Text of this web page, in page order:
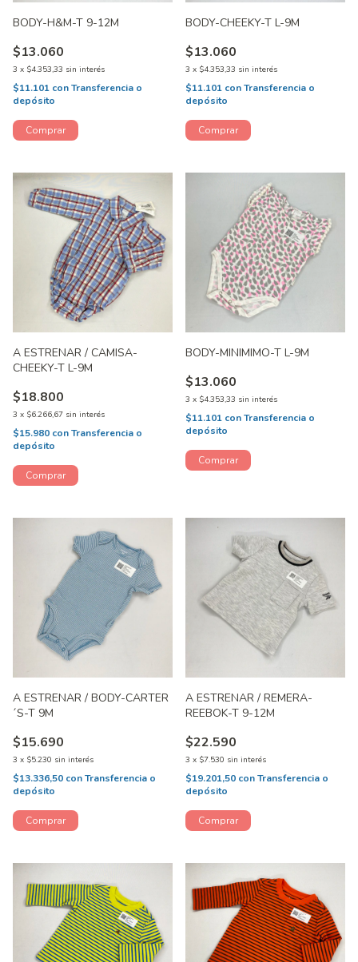
BODY-H&M-T 9-12M
$13.060
3 x $4.353,33 sin interés
$11.101 conTransferencia o
depósito
BODY-CHEEKY-T L-9M
$13.060
3 x $4.353,33 sin interés
$11.101 conTransferencia o
depósito
A ESTRENAR / CAMISA-
CHEEKY-T L-9M
$18.800
3 x $6.266,67 sin interés
$15.980 conTransferencia o
depósito
BODY-MINIMIMO-T L-9M
$13.060
3 x $4.353,33 sin interés
$11.101 conTransferencia o
depósito
A ESTRENAR / BODY-CARTER
´S-T 9M
$15.690
3 x $5.230 sin interés
$13.336,50 conTransferencia o
depósito
A ESTRENAR / REMERA-
REEBOK-T 9-12M
$22.590
3 x $7.530 sin interés
$19.201,50 conTransferencia o
depósito